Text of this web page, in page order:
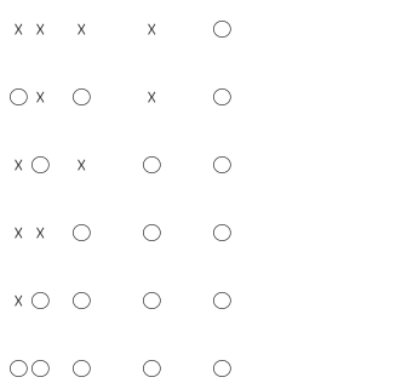
☓ ☓ ☓ ☓ ○
○ ☓ ○ ☓ ○
☓ ○ ☓ ○ ○
☓ ☓ ○ ○ ○
☓ ○ ○ ○ ○
○○ ○ ○ ○